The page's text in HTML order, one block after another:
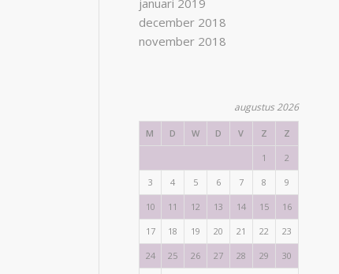
januari 2019
december 2018
november 2018
augustus 2026
M D W D V Z Z
1 2
3 4 5 6 7 8 9
10 11 12 13 14 15 16
17 18 19 20 21 22 23
24 25 26 27 28 29 30